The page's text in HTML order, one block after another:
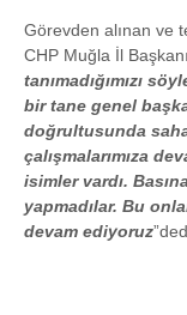
Görevden alınan ve
CHP Muğla İl Başkanı
tanımadığımızı
bir tane genel
doğrultusunda
çalışmalarımıza
isimler vardı.
yapmadılar. Bu
devam ediyoruz